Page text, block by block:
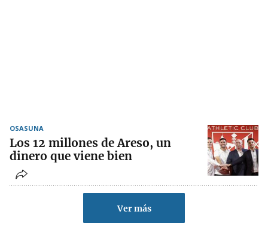
OSASUNA
Los 12 millones de Areso, un
dinero que viene bien
Ver más